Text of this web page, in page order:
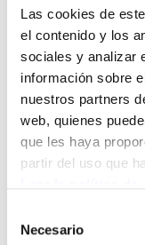
Las cookies de
el contenido y los
sociales y analizar
información sobre
nuestros partners
web, quienes
que les haya
partir del uso que
Necesario
27/11/2003
GIZALAN
Conferencia
General de ELA
"Sindicalismo y